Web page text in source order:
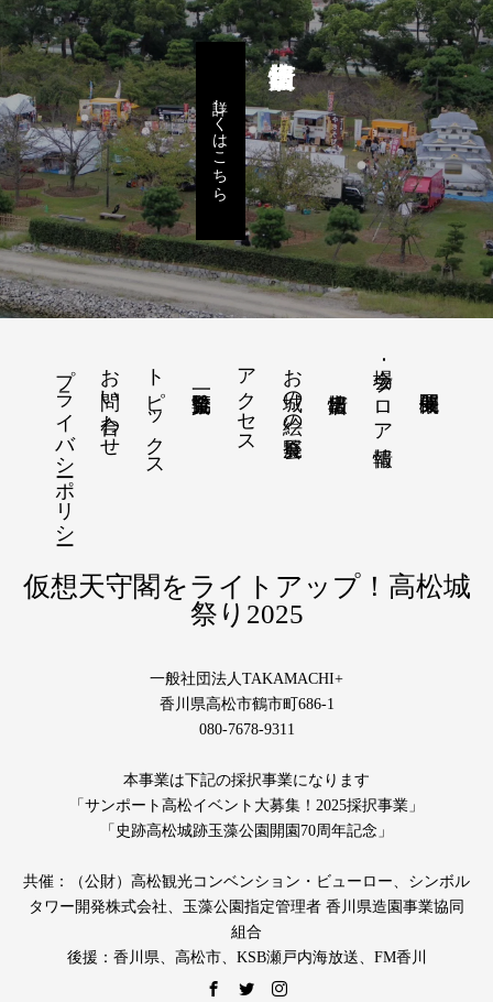
詳しくはこちら
会場･フロア情報
お城の絵の展覧会
アクセス
トピックス
お問い合わせ
プライバシーポリシー
仮想天守閣をライトアップ！高松城
祭り2025
一般社団法人TAKAMACHI+
香川県高松市鶴市町686-1
080-7678-9311
本事業は下記の採択事業になります
「サンポート高松イベント大募集！2025採択事業」
「史跡高松城跡玉藻公園開園70周年記念」
共催：（公財）高松観光コンベンション・ビューロー、シンボル
タワー開発株式会社、玉藻公園指定管理者 香川県造園事業協同
組合
後援：香川県、高松市、KSB瀬戸内海放送、FM香川